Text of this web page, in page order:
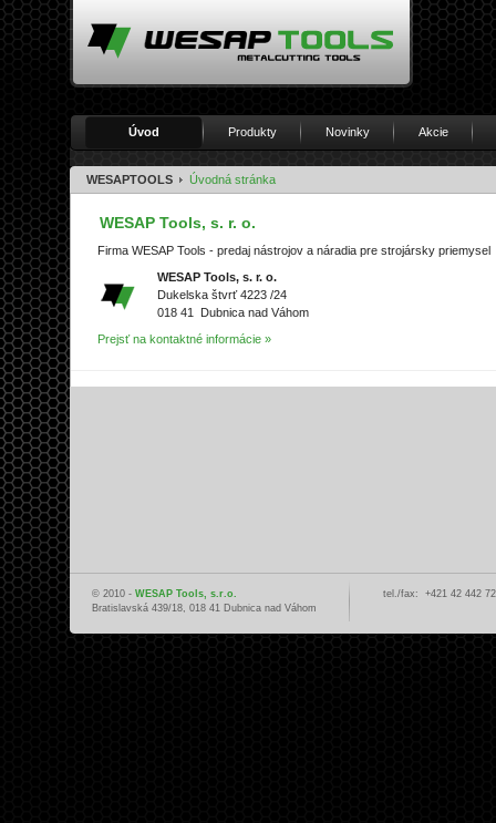
Úvod Produkty Novinky Akcie
WESAPTOOLS Úvodná stránka
WESAP Tools, s. r. o.
Firma WESAP Tools - predaj nástrojov a náradia pre strojársky priemysel
WESAP Tools, s. r. o.
Dukelska štvrť 4223 /24
018 41 Dubnica nad Váhom
Prejsť na kontaktné informácie »
© 2010 - WESAP Tools, s.r.o.
Bratislavská 439/18, 018 41 Dubnica nad Váhom
tel./fax: +421 42 442